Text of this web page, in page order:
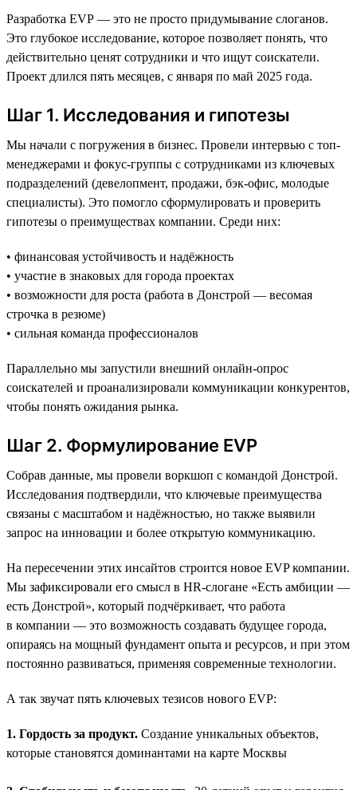
Разработка EVP — это не просто придумывание слоганов.
Это глубокое исследование, которое позволяет понять, что
действительно ценят сотрудники и что ищут соискатели.
Проект длился пять месяцев, с января по май 2025 года.
Шаг 1. Исследования и гипотезы
Мы начали с погружения в бизнес. Провели интервью с топ-
менеджерами и фокус-группы с сотрудниками из ключевых
подразделений (девелопмент, продажи, бэк-офис, молодые
специалисты). Это помогло сформулировать и проверить
гипотезы о преимуществах компании. Среди них:
• финансовая устойчивость и надёжность
• участие в знаковых для города проектах
• возможности для роста (работа в Донстрой — весомая
строчка в резюме)
• сильная команда профессионалов
Параллельно мы запустили внешний онлайн-опрос
соискателей и проанализировали коммуникации конкурентов,
чтобы понять ожидания рынка.
Шаг 2. Формулирование EVP
Собрав данные, мы провели воркшоп с командой Донстрой.
Исследования подтвердили, что ключевые преимущества
связаны с масштабом и надёжностью, но также выявили
запрос на инновации и более открытую коммуникацию.
На пересечении этих инсайтов строится новое EVP компании.
Мы зафиксировали его смысл в HR-слогане «Есть амбиции —
есть Донстрой», который подчёркивает, что работа
в компании — это возможность создавать будущее города,
опираясь на мощный фундамент опыта и ресурсов, и при этом
постоянно развиваться, применяя современные технологии.
А так звучат пять ключевых тезисов нового EVP:
1. Гордость за продукт. Создание уникальных объектов,
которые становятся доминантами на карте Москвы